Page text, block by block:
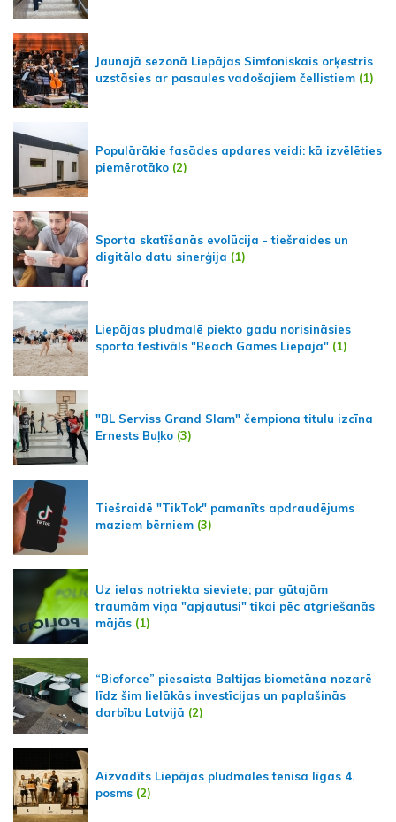
Jaunajā sezonā Liepājas Simfoniskais orķestris
uzstāsies ar pasaules vadošajiem čellistiem (1)
Populārākie fasādes apdares veidi: kā izvēlēties
piemērotāko (2)
Sporta skatīšanās evolūcija - tiešraides un
digitālo datu sinerģija (1)
Liepājas pludmalē piekto gadu norisināsies
sporta festivāls "Beach Games Liepaja" (1)
"BL Serviss Grand Slam" čempiona titulu izcīna
Ernests Buļko (3)
Tiešraidē "TikTok" pamanīts apdraudējums
maziem bērniem (3)
Uz ielas notriekta sieviete; par gūtajām
traumām viņa "apjautusi" tikai pēc atgriešanās
mājās (1)
“Bioforce” piesaista Baltijas biometāna nozarē
līdz šim lielākās investīcijas un paplašinās
darbību Latvijā (2)
Aizvadīts Liepājas pludmales tenisa līgas 4.
posms (2)